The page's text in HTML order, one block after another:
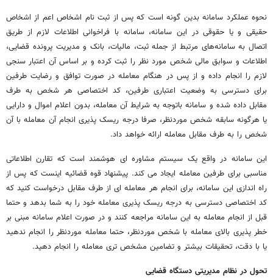
نحوه عملکرد سامانه بدین گونه است که پس از ثبت نام اشخاص اعم از اشخاص
حقیقی و یا حقوقی در این سامانه، سامانه با فراخوانی اطلاعات لازم از طریق
اتصال به سامانه‌های مرتبط از جمله ثبت، مالیات، بانک و مدیریت پرونده قضایی،
اطلاعات و سوابق مالی شخص مورد نظر را ثبت کرده و بر اساس آن اعتبار سنجی
لازم را انجام داده و از پس در هنگام معامله در صورت توافق و رضایت طرفین
برای دسترسی به وضعیت اعتباری طرفین، کد اختصاصی هر شخص به طرف
مقابل داده شده و سامانه باتوجه به شرایط آن معامله، بدون اعلام اموال و دارایی
یا هرگونه سابقه شخص موردنظر، صرفا درجه ریسک پذیری انجام آن معامله با آن
شخص را به طرف مقابل معامله ارائه خواهد داد.
این سامانه در واقع یک سیستم مشاوره ای هوشمند است که تقارن اطلاعاتی
مناسبی برای طرفین معامله ایجاد می کند. پیشنهاد قوه قضائیه اینست که پس از
راه اندازی این سامانه، برای انجام هر معامله ای از طرف مقابل درخواست کنید که
کد اختصاصی دسترسی به درجه ریسک پذیری معامله خود را به شما بدهد و حتما
قبل از انجام معامله به این سامانه مراجعه کنند و در صورت اعلام سامانه مبنی بر
خطر پذیری بالای معامله با شخص موردنظر، حتما معامله موردنظر را انجام ندهید
یا با دقت، تحقیقات بیشتر و تضامین مشخص تری معامله را انجام دهید.
تحول در نظام مدیریتی دستگاه قضایی